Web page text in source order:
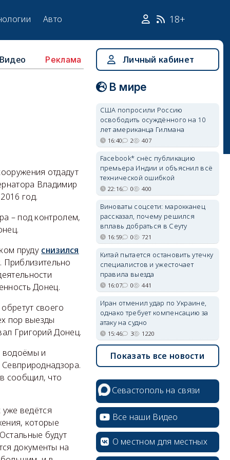
Авто 18+
Видео Реклама
отдадут
Владимир
год.
– под контролем,
пруду снизился
Приблизительно
Донец.
своего
пор выезды
Григорий Донец.
водоёмы и
сообщил, что
ведётся
которые
будут
документы на
Личный кабинет
В мире
США попросили Россию
освободить осуждённого на 10
лет американца Гилмана
16:40 2 407
Facebook* снёс публикацию
премьера Индии и объяснил всё
технической ошибкой
22:16 0 400
Виноваты соцсети: марокканец
рассказал, почему решился
вплавь добраться в Сеуту
16:59 0 721
Китай пытается остановить утечку
специалистов и ужесточает
правила выезда
16:07 0 441
Иран отменил удар по Украине,
однако требует компенсацию за
атаку на судно
15:46 3 1220
Показать все новости
Севастополь на связи
Все наши Видео
О местном для местных